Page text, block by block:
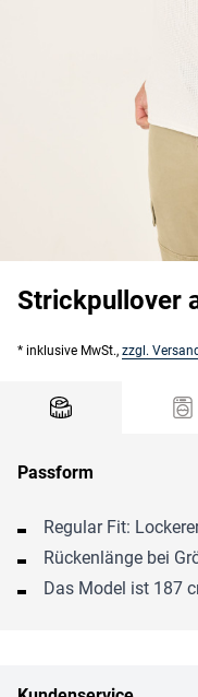
Strickpullover
* inklusive MwSt., zzgl.
Passform
Regular Fit:
Rückenlänge bei
Das Model ist 187